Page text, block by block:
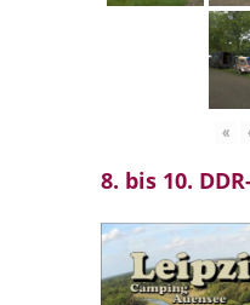
« ‹
8. bis 10.